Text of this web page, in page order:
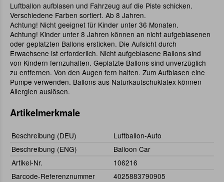
Luftballon aufblasen und Fahrzeug auf die Piste schicken.
Verschiedene Farben sortiert. Ab 8 Jahren.
Achtung! Nicht geeignet für Kinder unter 36 Monaten.
Achtung! Kinder unter 8 Jahren können an nicht aufgeblasenen
oder geplatzten Ballons ersticken. Die Aufsicht durch
Erwachsene ist erforderlich. Nicht aufgeblasene Ballons sind
von Kindern fernzuhalten. Geplatzte Ballons sind unverzüglich
zu entfernen. Von den Augen fern halten. Zum Aufblasen eine
Pumpe verwenden. Ballons aus Naturkautschuklatex können
Allergien auslösen.
Artikelmerkmale
Beschreibung (DEU)
Luftballon-Auto
Beschreibung (ENG)
Balloon Car
Artikel-Nr.
106216
Barcode-Referenznummer
4025883790905